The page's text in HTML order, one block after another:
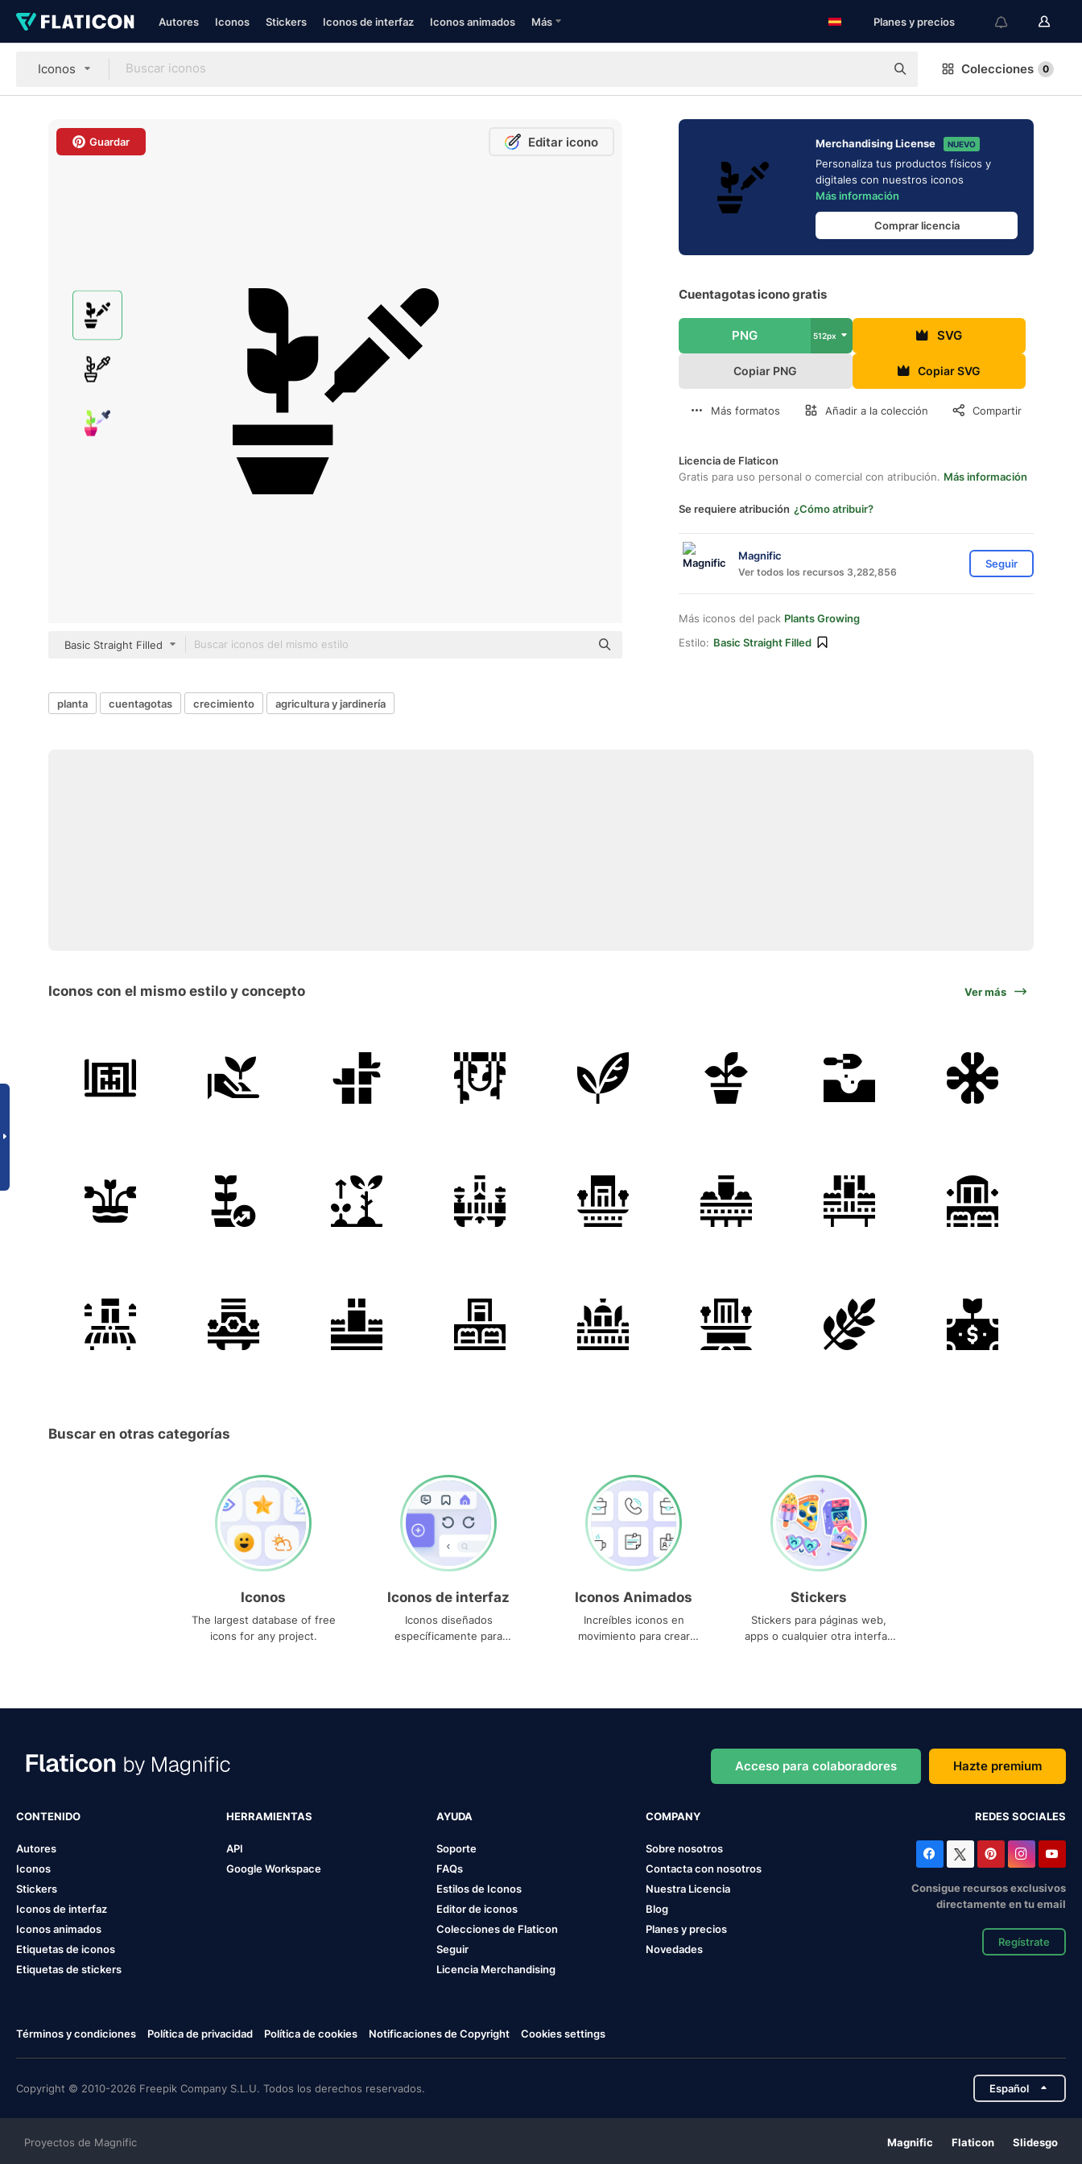
Autores Iconos Stickers Iconos de interfaz Iconos animados Más Planes y precios
Iconos Colecciones 0
Guardar Editar icono
Basic Straight Filled
Merchandising License NUEVO
Personaliza tus productos físicos y
digitales con nuestros iconos
Más información
Comprar licencia
Cuentagotas icono gratis
PNG 512px SVG
Copiar PNG Copiar SVG
Más formatos Añadir a la colección Compartir
Licencia de Flaticon
Gratis para uso personal o comercial con atribución. Más información
Se requiere atribución ¿Cómo atribuir?
Magnific
Ver todos los recursos 3,282,856
Seguir
Más iconos del pack Plants Growing
Estilo: Basic Straight Filled
planta cuentagotas crecimiento agricultura y jardinería
Iconos con el mismo estilo y concepto Ver más
Buscar en otras categorías
Iconos
The largest database of free
icons for any project.
Iconos de interfaz
Iconos diseñados
específicamente para
Iconos Animados
Increíbles iconos en
movimiento para crear
Stickers
Stickers para páginas web,
apps o cualquier otra interfaz
Acceso para colaboradores Hazte premium
CONTENIDO
Autores
Iconos
Stickers
Iconos de interfaz
Iconos animados
Etiquetas de iconos
Etiquetas de stickers
HERRAMIENTAS
API
Google Workspace
AYUDA
Soporte
FAQs
Estilos de Iconos
Editor de iconos
Colecciones de Flaticon
Seguir
Licencia Merchandising
COMPANY
Sobre nosotros
Contacta con nosotros
Nuestra Licencia
Blog
Planes y precios
Novedades
REDES SOCIALES
Consigue recursos exclusivos
directamente en tu email
Regístrate
Términos y condiciones Política de privacidad Política de cookies Notificaciones de Copyright Cookies settings
Copyright © 2010-2026 Freepik Company S.L.U. Todos los derechos reservados. Español
Proyectos de Magnific Magnific Flaticon Slidesgo